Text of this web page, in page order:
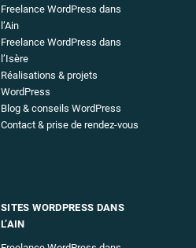
Freelance WordPress dans
l’Ain
Freelance WordPress dans
l’Isère
Réalisations & projets
WordPress
Blog & conseils WordPress
Contact & prise de rendez-vous
SITES WORDPRESS DANS
L’AIN